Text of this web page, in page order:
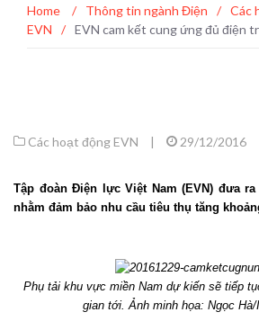
Home / Thông tin ngành Điện / Các
EVN
/ EVN cam kết cung ứng đủ điện
Các hoạt động EVN | 29/12/2016
Tập đoàn Điện lực Việt Nam (EVN) đưa
nhằm đảm bảo nhu cầu tiêu thụ tăng
Phụ tải khu vực miền Nam dự kiến sẽ tiếp
gian tới. Ảnh minh họa: Ngọc